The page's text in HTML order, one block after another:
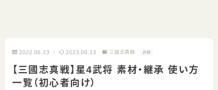
2022.06.23 2023.09.13 三國志真戦 PR
【三國志真戦】星4武将 素材・継承 使い方
一覧（初心者向け）